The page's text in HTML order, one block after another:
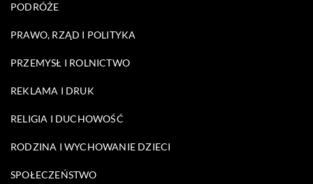
PODRÓŻE
PRAWO, RZĄD I POLITYKA
PRZEMYSŁ I ROLNICTWO
REKLAMA I DRUK
RELIGIA I DUCHOWOŚĆ
RODZINA I WYCHOWANIE DZIECI
SPOŁECZEŃSTWO